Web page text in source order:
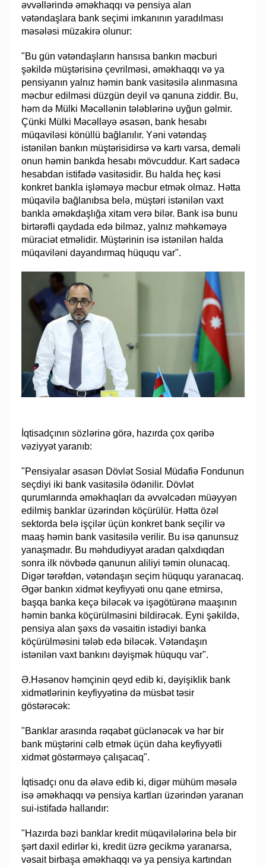
əvvəllərində əməkhaqqı və pensiya alan
vətəndaşlara bank seçimi imkanının yaradılması
məsələsi müzakirə olunur:
"Bu gün vətəndaşların hansısa bankın məcburi
şəkildə müştərisinə çevrilməsi, əməkhaqqı və ya
pensiyanın yalnız həmin bank vasitəsilə alınmasına
məcbur edilməsi düzgün deyil və qanuna ziddir. Bu,
həm də Mülki Məcəllənin tələblərinə uyğun gəlmir.
Çünki Mülki Məcəlləyə əsasən, bank hesabı
müqaviləsi könüllü bağlanılır. Yəni vətəndaş
istənilən bankın müştərisidirsə və kartı varsa, deməli
onun həmin bankda hesabı mövcuddur. Kart sadəcə
hesabdan istifadə vasitəsidir. Bu halda heç kəsi
konkret bankla işləməyə məcbur etmək olmaz. Hətta
müqavilə bağlanıbsa belə, müştəri istənilən vaxt
bankla əməkdaşlığa xitam verə bilər. Bank isə bunu
birtərəfli qaydada edə bilməz, yalnız məhkəməyə
müraciət etməlidir. Müştərinin isə istənilən halda
müqaviləni dayandırmaq hüququ var".
İqtisadçının sözlərinə görə, hazırda çox qəribə
vəziyyət yaranıb:
"Pensiyalar əsasən Dövlət Sosial Müdafiə Fondunun
seçdiyi iki bank vasitəsilə ödənilir. Dövlət
qurumlarında əməkhaqları da əvvəlcədən müəyyən
edilmiş banklar üzərindən köçürülür. Hətta özəl
sektorda belə işçilər üçün konkret bank seçilir və
maaş həmin bank vasitəsilə verilir. Bu isə qanunsuz
yanaşmadır. Bu məhdudiyyət aradan qalxdıqdan
sonra ilk növbədə qanunun aliliyi təmin olunacaq.
Digər tərəfdən, vətəndaşın seçim hüququ yaranacaq.
Əgər bankın xidmət keyfiyyəti onu qane etmirsə,
başqa banka keçə biləcək və işəgötürənə maaşının
həmin banka köçürülməsini bildirəcək. Eyni şəkildə,
pensiya alan şəxs də vəsaitin istədiyi banka
köçürülməsini tələb edə biləcək. Vətəndaşın
istənilən vaxt bankını dəyişmək hüququ var".
Ə.Həsənov həmçinin qeyd edib ki, dəyişiklik bank
xidmətlərinin keyfiyyətinə də müsbət təsir
göstərəcək:
"Banklar arasında rəqabət güclənəcək və hər bir
bank müştərini cəlb etmək üçün daha keyfiyyətli
xidmət göstərməyə çalışacaq".
İqtisadçı onu da əlavə edib ki, digər mühüm məsələ
isə əməkhaqqı və pensiya kartları üzərindən yaranan
sui-istifadə hallarıdır:
"Hazırda bəzi banklar kredit müqavilələrinə belə bir
şərt daxil edirlər ki, kredit üzrə gecikmə yaranarsa,
vəsait birbaşa əməkhaqqı və ya pensiya kartından